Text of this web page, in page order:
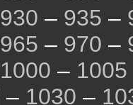
930 – 935 –
965 – 970 –
1000 – 1005
– 1030 –